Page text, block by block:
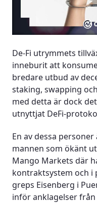
De-Fi utrymmets
inneburit att
bredare utbud av
staking, swapping
med detta är dock
utnyttjat DeFi-
En av dessa
mannen som ökänt
Mango Markets där
kontraktsystem och i
greps Eisenberg i
inför anklagelser